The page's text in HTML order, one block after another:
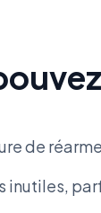
de
inutiles,